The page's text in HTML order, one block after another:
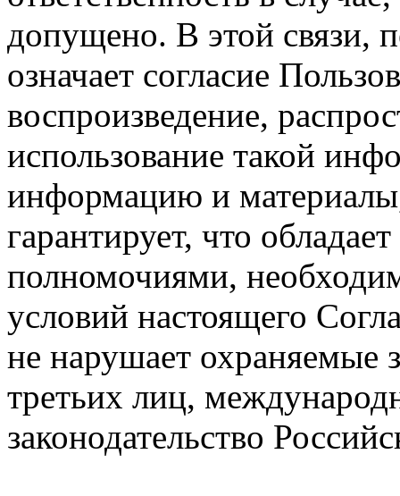
допущено. В этой связи,
означает согласие
воспроизведение,
использование такой
информацию и
гарантирует, что
полномочиями,
условий настоящего
не нарушает охраняемые
третьих лиц,
законодательство